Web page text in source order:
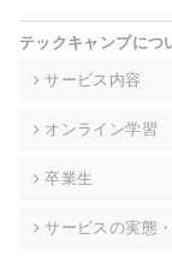
高い委託先を選
個人情報の開示
て、下記の当社
的な期間内に対
テックキャンプにつ
サービス内容
オンライン学習
卒業生
サービスの実態